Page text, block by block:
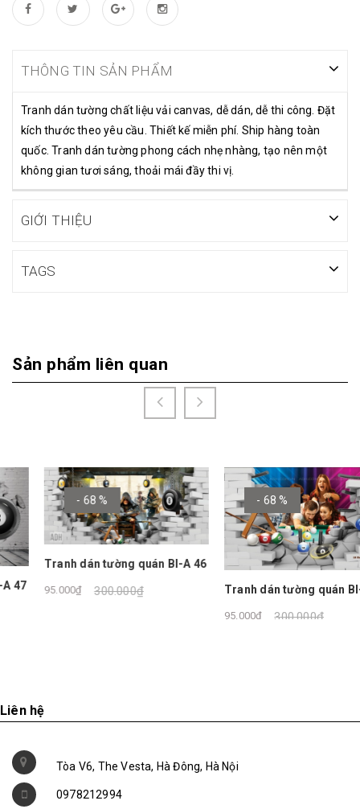
THÔNG TIN SẢN PHẨM
Tranh dán tường chất liệu vải canvas, dễ dán, dễ thi công. Đặt
kích thước theo yêu cầu. Thiết kế miễn phí. Ship hàng toàn
quốc. Tranh dán tường phong cách nhẹ nhàng, tạo nên một
không gian tươi sáng, thoải mái đầy thi vị.
GIỚI THIỆU
TAGS
Sản phẩm liên quan
- 68 %
Tranh dán tường quán BI-A 46
95.000₫ 300.000₫
- 68 %
Tranh dán tường quán BI-A 45
95.000₫ 300.000₫
Liên hệ
Tòa V6, The Vesta, Hà Đông, Hà Nội
0978212994